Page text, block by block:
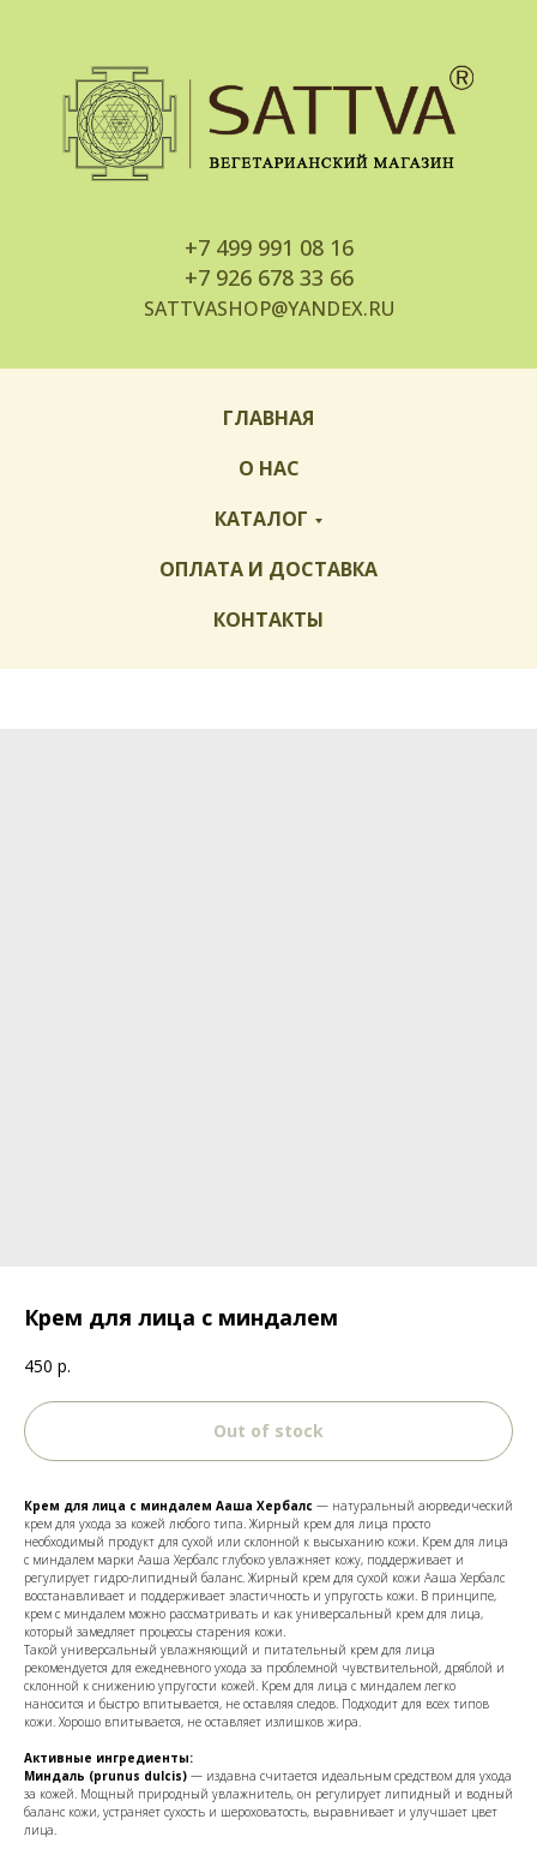
+7 499 991 08 16
+7 926 678 33 66
SATTVASHOP@YANDEX.RU
ГЛАВНАЯ
О НАС
КАТАЛОГ
ОПЛАТА И ДОСТАВКА
КОНТАКТЫ
Крем для лица с миндалем
450 р.
Out of stock
Крем для лица с миндалем Ааша Хербалс — натуральный аюрведический
крем для ухода за кожей любого типа. Жирный крем для лица просто
необходимый продукт для сухой или склонной к высыханию кожи. Крем для лица
с миндалем марки Ааша Хербалс глубоко увлажняет кожу, поддерживает и
регулирует гидро-липидный баланс. Жирный крем для сухой кожи Ааша Хербалс
восстанавливает и поддерживает эластичность и упругость кожи. В принципе,
крем с миндалем можно рассматривать и как универсальный крем для лица,
который замедляет процессы старения кожи.
Такой универсальный увлажняющий и питательный крем для лица
рекомендуется для ежедневного ухода за проблемной чувствительной, дряблой и
склонной к снижению упругости кожей. Крем для лица с миндалем легко
наносится и быстро впитывается, не оставляя следов. Подходит для всех типов
кожи. Хорошо впитывается, не оставляет излишков жира.
Активные ингредиенты:
Миндаль (prunus dulcis) — издавна считается идеальным средством для ухода
за кожей. Мощный природный увлажнитель, он регулирует липидный и водный
баланс кожи, устраняет сухость и шероховатость, выравнивает и улучшает цвет
лица.